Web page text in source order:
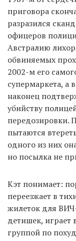
приговора
разразился
офицеров
Австралию
обвиняемых
2002-м его
супермаркета, а
наконец
убийству
передозировки.
пытаются
одного из них
но посылка не
Кэт понимает:
переезжает в
жилеток для
детишек, играет
группой по